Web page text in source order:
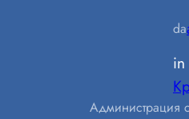
da
in
Администрация